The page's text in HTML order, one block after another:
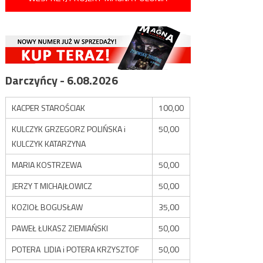
Darczyńcy - 6.08.2026
KACPER STAROŚCIAK
100,00
KULCZYK GRZEGORZ POLIŃSKA i
KULCZYK KATARZYNA
50,00
MARIA KOSTRZEWA
50,00
JERZY T MICHAJŁOWICZ
50,00
KOZIOŁ BOGUSŁAW
35,00
PAWEŁ ŁUKASZ ZIEMIAŃSKI
50,00
POTERA LIDIA i POTERA KRZYSZTOF
50,00